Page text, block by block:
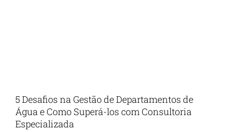
5 Desafios na Gestão de Departamentos de
Água e Como Superá-los com Consultoria
Especializada